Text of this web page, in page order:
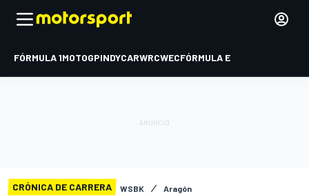
FÓRMULA 1MOTOGPINDYCARWRCWECFÓRMULA E
CRÓNICA DE CARRERA WSBK Aragón